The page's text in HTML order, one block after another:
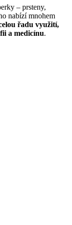
– prsteny,
nabízí mnohem
řadu využití,
a medicínu.